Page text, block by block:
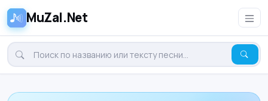
MuZal.Net